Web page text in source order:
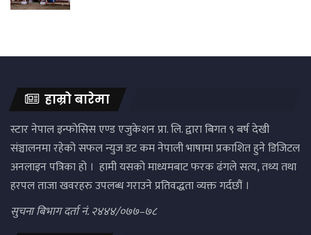
हाम्रो बारेमा
स्टार नेपाल इन्फोसिस एण्ड एजुकेशन प्रा. लि. द्वारा बिगत ९ बर्ष देखी
संञ्चालनमा रहेको सफल न्युज डट कम नेपाली भाषामा प्रकाशित हुने डिजिटल
अनलाइन पत्रिका हो । हामी यसको माध्यमबाट फरक ढंगले सत्य, तथ्य तथा
हरपल ताजा खवरहरु उपलब्ध गराउने प्रतिवद्धता व्यक्त गर्दछौं ।
सुचना बिभाग दर्ता नं. २४४४/०७७–७८